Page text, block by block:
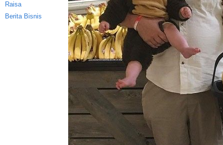
Raisa
Berita Bisnis